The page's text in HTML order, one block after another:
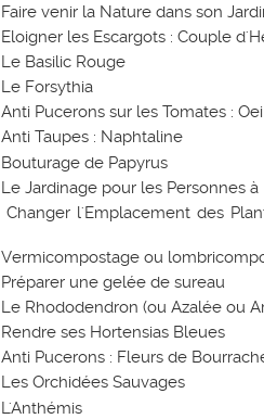
Faire venir la Nature dans son
Eloigner les Escargots : Couple
Le Basilic Rouge
Le Forsythia
Anti Pucerons sur les Tomates :
Anti Taupes : Naphtaline
Bouturage de Papyrus
Le Jardinage pour les Personnes
Changer l'Emplacement des
Vermicompostage ou
Préparer une gelée de sureau
Le Rhododendron (ou Azalée ou
Rendre ses Hortensias Bleues
Anti Pucerons : Fleurs de
Les Orchidées Sauvages
L'Anthémis